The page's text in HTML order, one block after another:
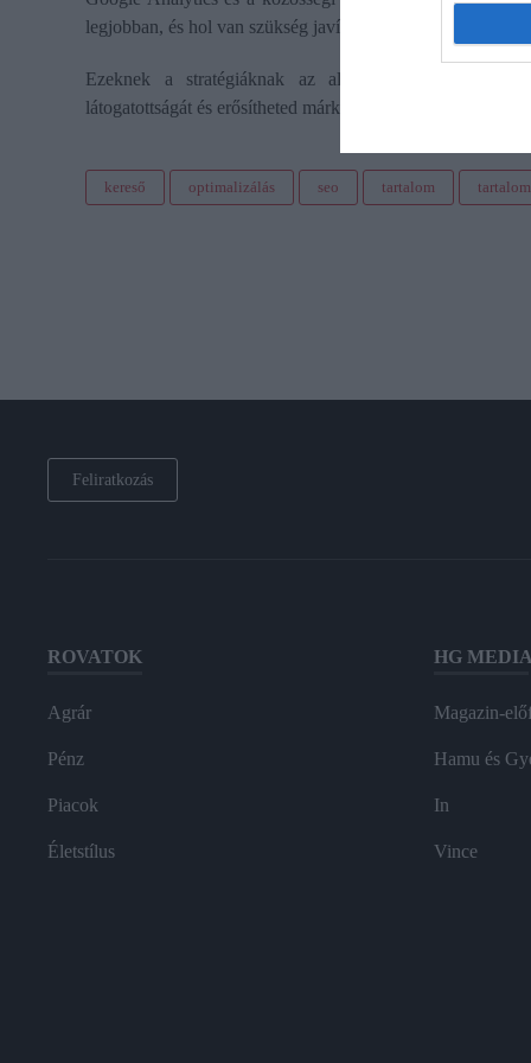
legjobban, és hol van szükség javításra.
Ezeknek a stratégiáknak az alkalmazásával
látogatottságát és erősítheted márkád piaci pozícióját.
kereső optimalizálás seo tartalom
Feliratkozás
ROVATOK
Agrár
Pénz
Piacok
Életstílus
HG MEDIA
Magazin-
Hamu és
In
Vince